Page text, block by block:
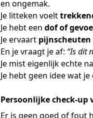
en ongemak.
Je litteken voelt
Je hebt een dof of
Je ervaart
En je vraagt je af: “Is dit
Je mist eigenlijk echte
Je hebt geen idee wat
Persoonlijke check-up
Er is geen goed of fout